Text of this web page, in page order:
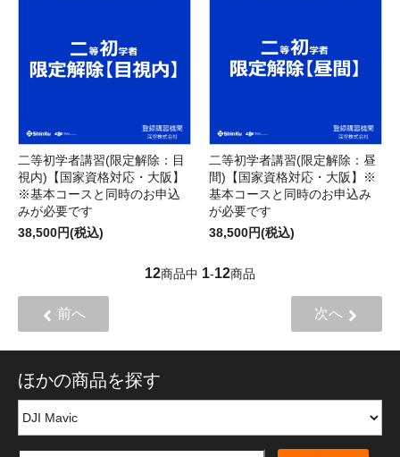
二等初学者講習(限定解除：目
視内)【国家資格対応・大阪】
※基本コースと同時のお申込
みが必要です
38,500円(税込)
二等初学者講習(限定解除：昼
間)【国家資格対応・大阪】※
基本コースと同時のお申込み
が必要です
38,500円(税込)
12商品中 1-12商品
前へ 次へ
ほかの商品を探す